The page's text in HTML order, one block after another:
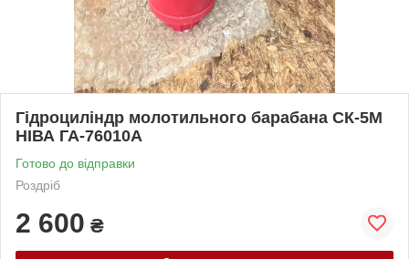
Гідроциліндр молотильного барабана СК-5М
НІВА ГА-76010А
Готово до відправки
Роздріб
2 600 ₴